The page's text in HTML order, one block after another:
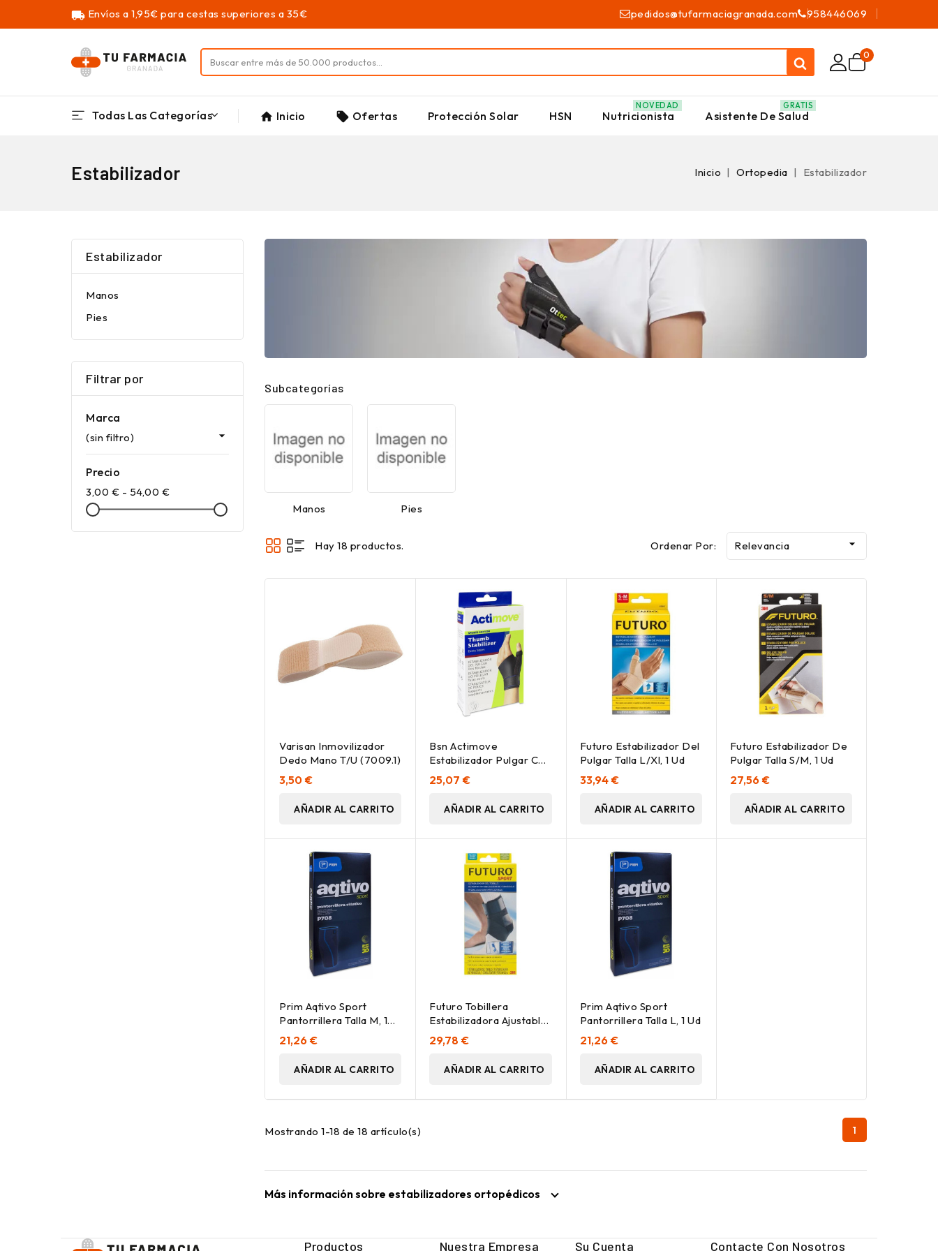
local_shipping Envíos a 1,95€ para cestas superiores a 35€ pedidos@tufarmaciagranada.com 958446069
0
Todas Las Categorías home Inicio local_offer Ofertas Protección Solar HSN Nutricionista
NOVEDAD
Asistente De Salud
GRATIS
Estabilizador Inicio Ortopedia Estabilizador
Estabilizador
Manos
Pies
Filtrar por
Marca
(sin filtro) 
Precio
3,00 € - 54,00 €
Subcategorías
Manos Pies
Hay 18 productos. Ordenar Por: Relevancia 
Varisan Inmovilizador
Dedo Mano T/U (7009.1)
3,50 €
AÑADIR AL CARRITO
Bsn Actimove
Estabilizador Pulgar Con
Férula Talla L/Xl, 1
Unidad
25,07 €
AÑADIR AL CARRITO
Futuro Estabilizador Del
Pulgar Talla L/Xl, 1 Ud
33,94 €
AÑADIR AL CARRITO
Futuro Estabilizador De
Pulgar Talla S/M, 1 Ud
27,56 €
AÑADIR AL CARRITO
Prim Aqtivo Sport
Pantorrillera Talla M, 1
Ud
21,26 €
AÑADIR AL CARRITO
Futuro Tobillera
Estabilizadora Ajustable,
1 Ud
29,78 €
AÑADIR AL CARRITO
Prim Aqtivo Sport
Pantorrillera Talla L, 1 Ud
21,26 €
AÑADIR AL CARRITO
Mostrando 1-18 de 18 artículo(s) 1
Más información sobre estabilizadores ortopédicos
Productos Nuestra Empresa Su Cuenta Contacte Con Nosotros